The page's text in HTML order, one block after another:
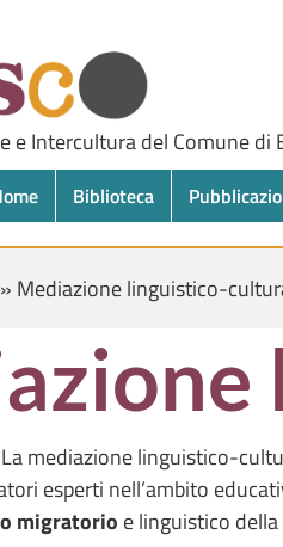
e Intercultura del Comune di
Biblioteca
» Mediazione linguistico-
mediazione linguistico-
esperti nell’ambito
migratorio e linguistico